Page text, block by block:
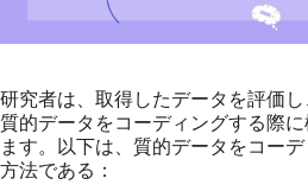
研究者は、取得したデータを評価し
質的データをコーディングする際
ます。以下は、質的データをコー
方法である：